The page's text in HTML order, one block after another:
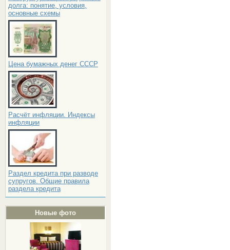
долга: понятие, условия,
основные схемы
Цена бумажных денег СССР
Расчёт инфляции. Индексы
инфляции
Раздел кредита при разводе
супругов. Общие правила
раздела кредита
Новые фото